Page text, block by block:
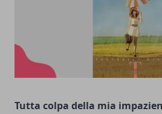
Tutta colpa della mia